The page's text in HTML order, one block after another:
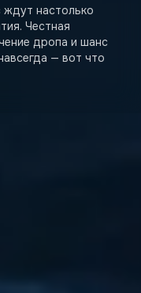
ждут настолько
Честная
дропа и шанс
— вот что